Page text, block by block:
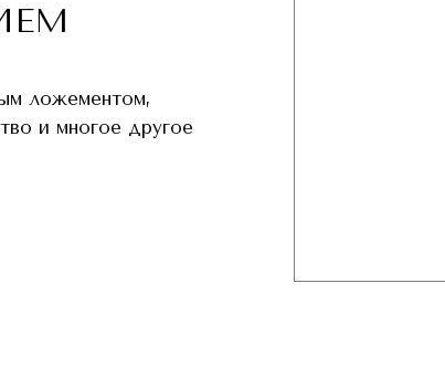
ложементом,
и многое другое